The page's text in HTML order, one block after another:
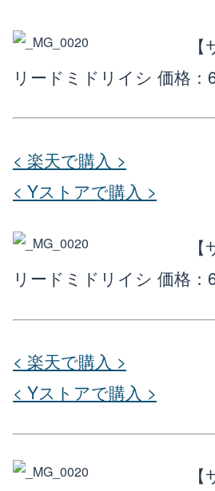
リードミドリイシ 価格：
< 楽天で購入 >
< Yストアで購入 >
リードミドリイシ 価格：
< 楽天で購入 >
< Yストアで購入 >